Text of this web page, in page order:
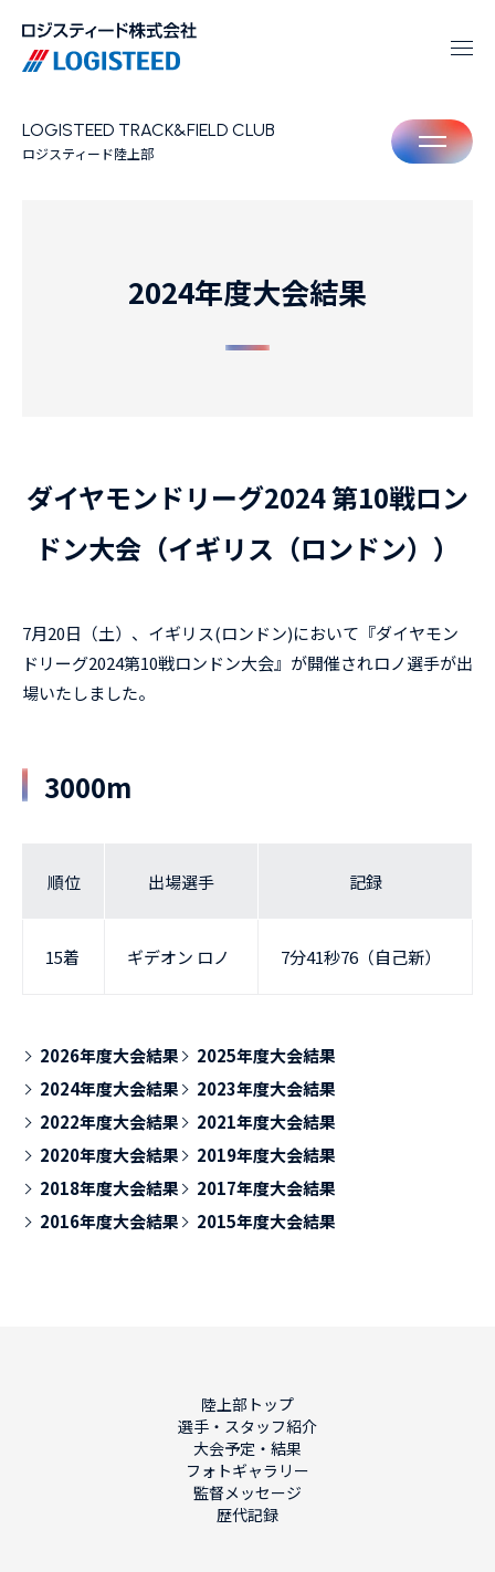
LOGISTEED TRACK&FIELD CLUB
ロジスティード陸上部
2024年度大会結果
ダイヤモンドリーグ2024 第10戦ロン
ドン大会（イギリス（ロンドン））
7月20日（土）、イギリス(ロンドン)において『ダイヤモン
ドリーグ2024第10戦ロンドン大会』が開催されロノ選手が出
場いたしました。
3000m
順位 出場選手 記録
15着 ギデオン ロノ 7分41秒76（自己新）
2026年度大会結果
2025年度大会結果
2024年度大会結果
2023年度大会結果
2022年度大会結果
2021年度大会結果
2020年度大会結果
2019年度大会結果
2018年度大会結果
2017年度大会結果
2016年度大会結果
2015年度大会結果
陸上部トップ
選手・スタッフ紹介
大会予定・結果
フォトギャラリー
監督メッセージ
歴代記録